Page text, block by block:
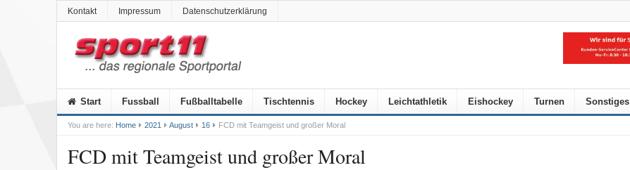
Kontakt Impressum Datenschutzerklärung
Start Fussball Fußballtabelle Tischtennis Hockey Leichtathletik Eishockey Turnen Sonstiges
You are here: Home 2021 August 16 FCD mit Teamgeist und großer Moral
FCD mit Teamgeist und großer Moral